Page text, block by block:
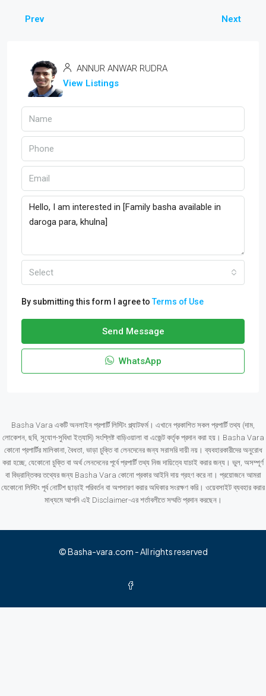
Prev Next
ANNUR ANWAR RUDRA
View Listings
Select
By submitting this form I agree toTerms of Use
Send Message
WhatsApp
Basha Vara একটি অনলাইন প্রপার্টি লিস্টিং প্ল্যাটফর্ম। এখানে প্রকাশিত সকল প্রপার্টি তথ্য (দাম,
লোকেশন, ছবি, সুযোগ-সুবিধা ইত্যাদি) সংশ্লিষ্ট বাড়িওয়ালা বা এজেন্ট কর্তৃক প্রদান করা হয়। Basha Vara
কোনো প্রপার্টির মালিকানা, বৈধতা, ভাড়া চুক্তি বা লেনদেনের জন্য সরাসরি দায়ী নয়। ব্যবহারকারীদের অনুরোধ
করা হচ্ছে, যেকোনো চুক্তি বা অর্থ লেনদেনের পূর্বে প্রপার্টি তথ্য নিজ দায়িত্বে যাচাই করার জন্য। ভুল, অসম্পূর্ণ
বা বিভ্রান্তিকর তথ্যের জন্য Basha Vara কোনো প্রকার আইনি দায় গ্রহণ করে না। প্রয়োজনে আমরা
যেকোনো লিস্টিং পূর্ব নোটিশ ছাড়াই পরিবর্তন বা অপসারণ করার অধিকার সংরক্ষণ করি। ওয়েবসাইট ব্যবহার করার
মাধ্যমে আপনি এই Disclaimer-এর শর্তাবলীতে সম্মতি প্রদান করছেন।
© Basha-vara.com - All rights reserved